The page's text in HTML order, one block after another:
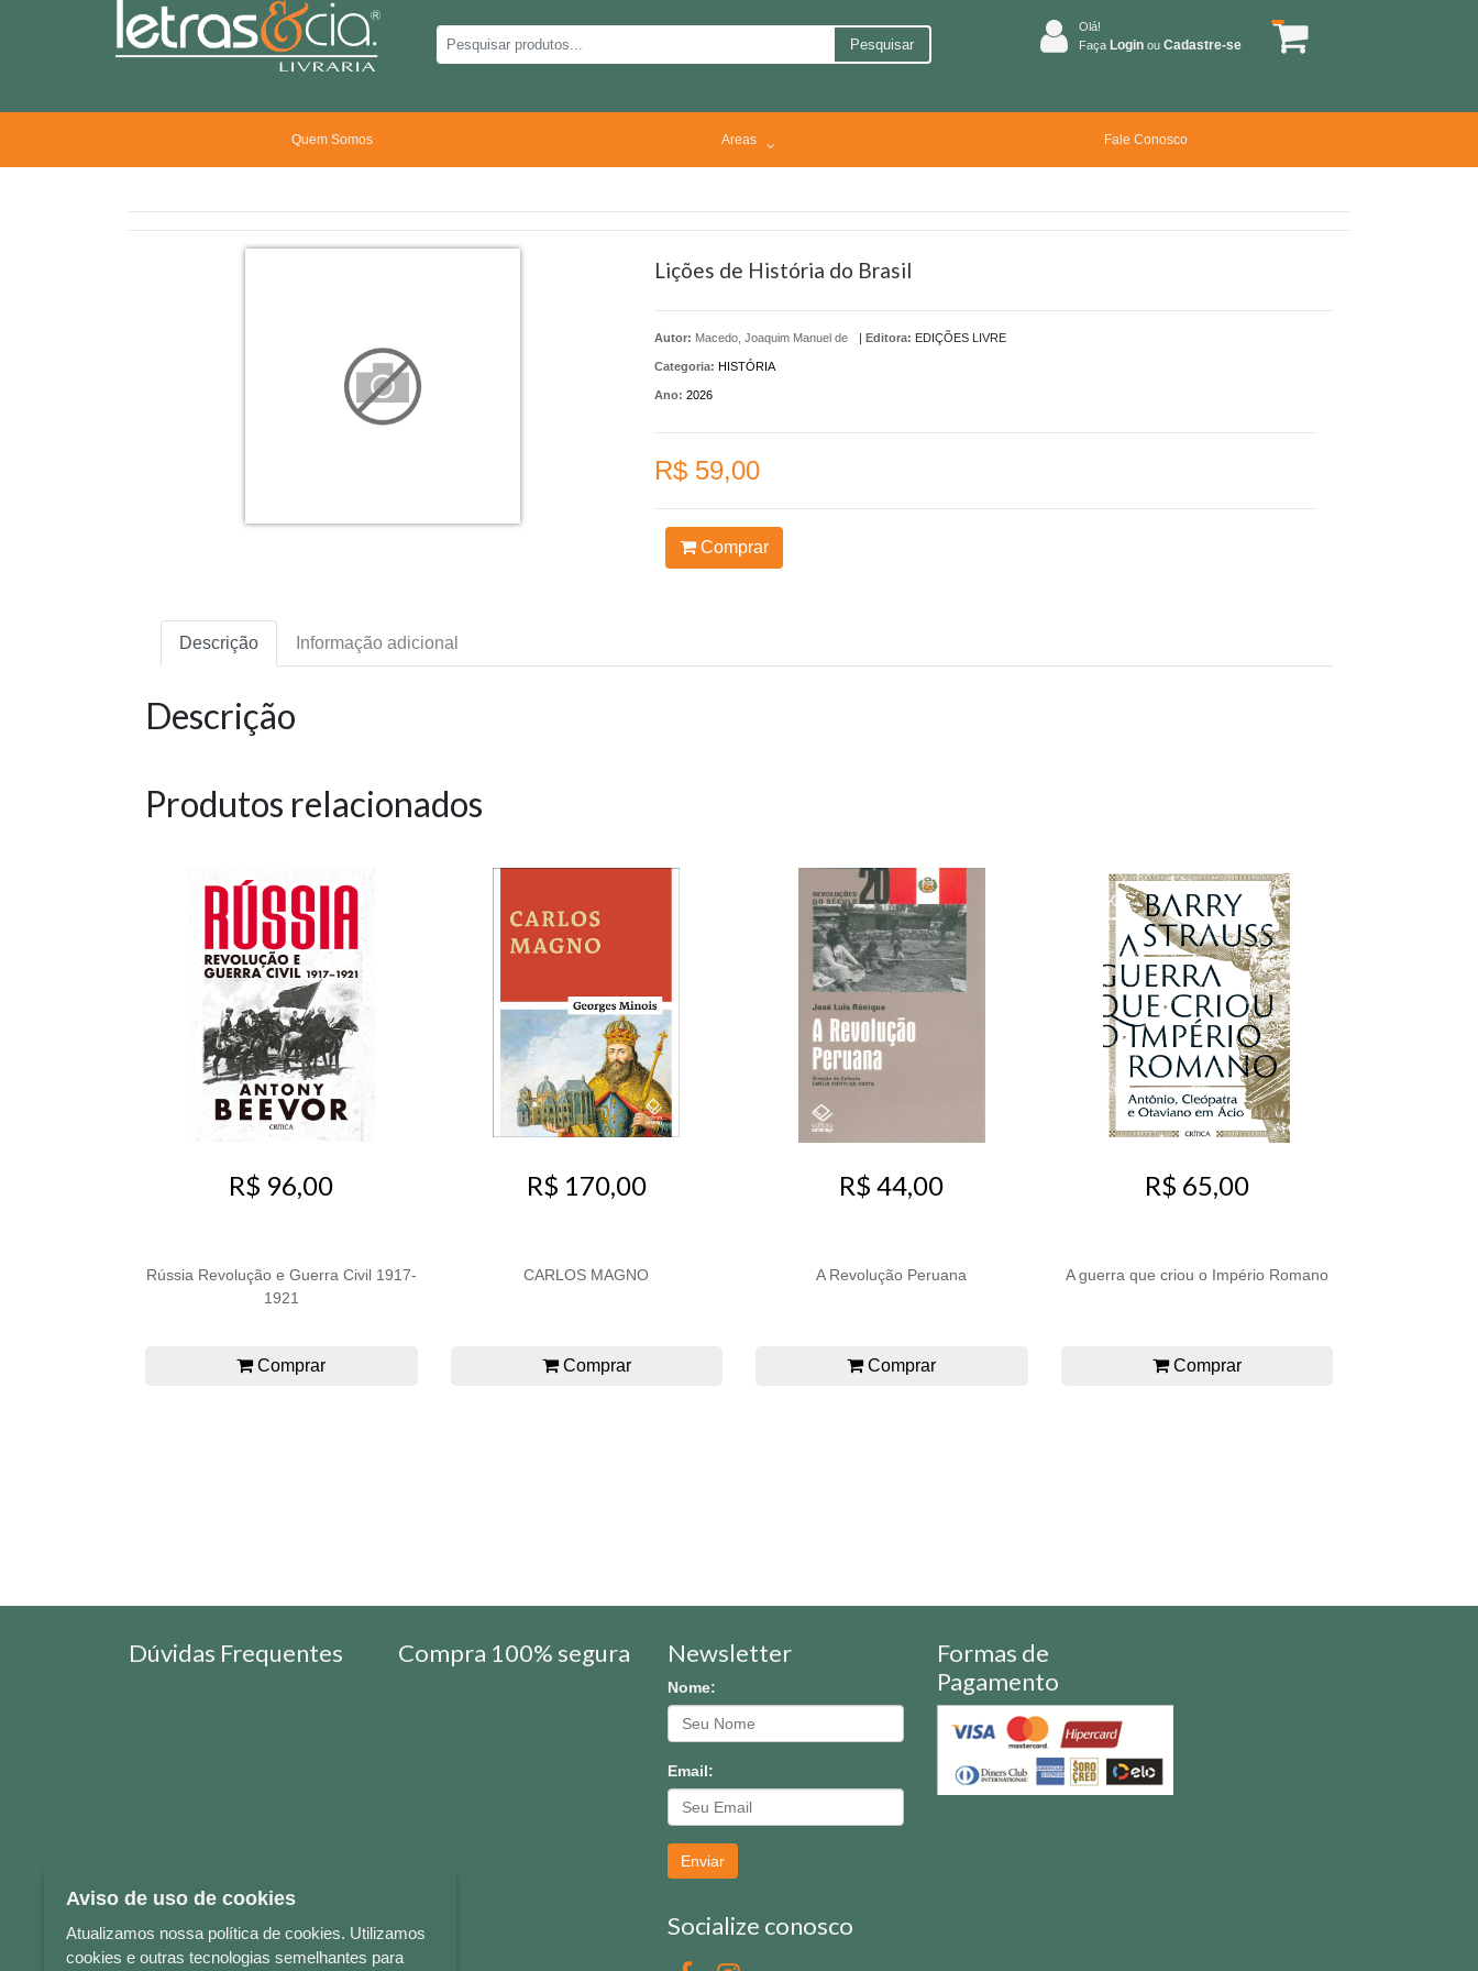
Pesquisar
Olá!
Faça Login ou Cadastre-se
Quem Somos Areas Fale Conosco
Lições de História do Brasil
Autor: Macedo, Joaquim Manuel de | Editora: EDIÇÕES LIVRE
Categoria: HISTÓRIA
Ano: 2026
R$ 59,00
Comprar
Descrição Informação adicional
Descrição
Produtos relacionados
R$ 96,00
Rússia Revolução e Guerra Civil 1917-
1921
Comprar
R$ 170,00
CARLOS MAGNO
Comprar
R$ 44,00
A Revolução Peruana
Comprar
R$ 65,00
A guerra que criou o Império Romano
Comprar
Dúvidas Frequentes Compra 100% segura Newsletter
Nome:
Email:
Enviar
Socialize conosco
Formas de
Pagamento
Aviso de uso de cookies
Atualizamos nossa política de cookies. Utilizamos
cookies e outras tecnologias semelhantes para